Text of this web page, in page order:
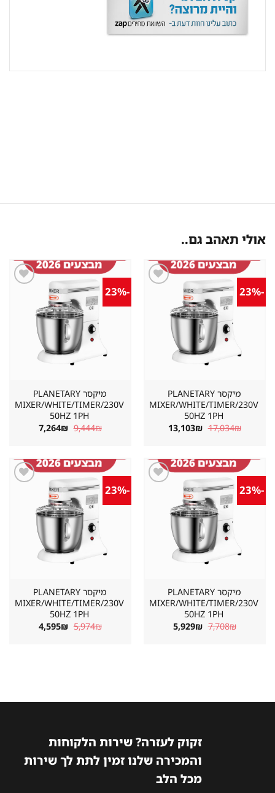
אולי תאהב גם..
במועדפים
מיקסר PLANETARY
MIXER/WHITE/TIMER/230V
50HZ 1PH
17,034 המחיר
המקורי
13,103 ₪ המחיר
הנוכחי
במועדפים
מיקסר PLANETARY
MIXER/WHITE/TIMER/230V
50HZ 1PH
9,444 המחיר
המקורי
7,264 ₪ המחיר
הנוכחי
במועדפים
מיקסר PLANETARY
MIXER/WHITE/TIMER/230V
50HZ 1PH
7,708 המחיר
המקורי
5,929 ₪ המחיר
הנוכחי
במועדפים
מיקסר PLANETARY
MIXER/WHITE/TIMER/230V
50HZ 1PH
5,974 המחיר
המקורי
4,595 ₪ המחיר
הנוכחי
זקוק לעזרה? שירות הלקוחות
והמכירה שלנו זמין לתת לך שירות
מכל הלב